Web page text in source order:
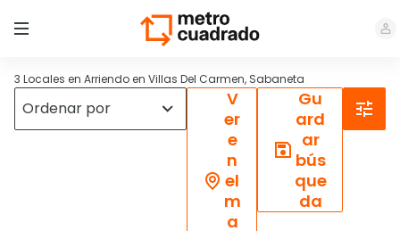
3 Locales en Arriendo en Villas Del Carmen, Sabaneta
V
er
e
n
el
m
a
Gu
ard
ar
bús
que
da